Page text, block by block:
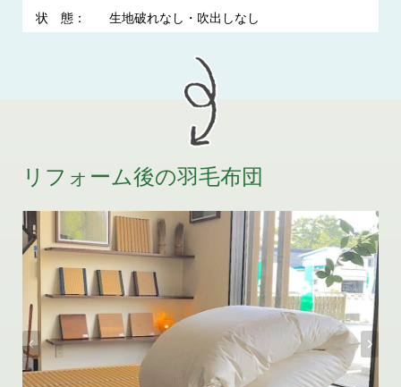
状 態：
生地破れなし・吹出しなし
リフォーム後の羽毛布団